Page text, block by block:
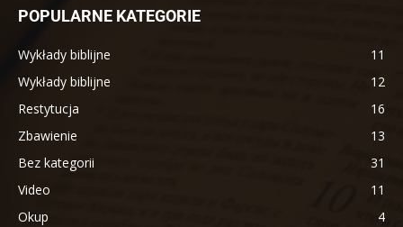
POPULARNE KATEGORIE
Wykłady biblijne
11
Wykłady biblijne
12
Restytucja
16
Zbawienie
13
Bez kategorii
31
Video
11
Okup
4